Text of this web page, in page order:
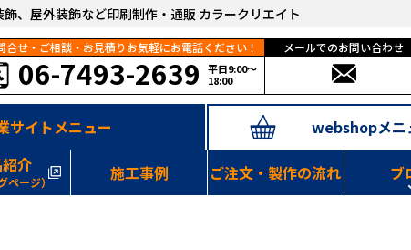
、屋外装飾など印刷制作・通販 カラークリエイト
合せ・ご相談・お見積りお気軽にお電話ください！ メールでのお問い合わせ
06-7493-2639
平日9:00～
18:00
サイトメニュー webshopメニ
介
ページ） 施工事例 ご注文・製作の流れ ブ